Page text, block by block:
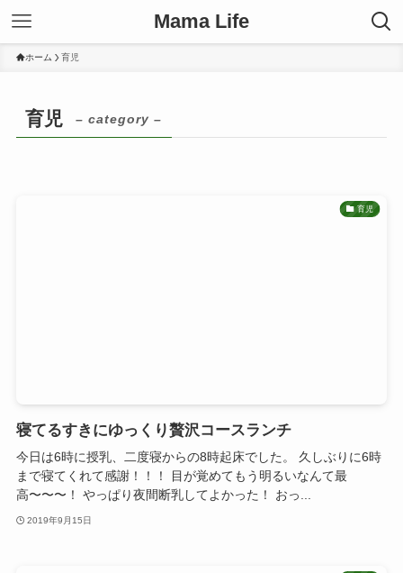
Mama Life
ホーム 育児
育児 – category –
育児
寝てるすきにゆっくり贅沢コースランチ
今日は6時に授乳、二度寝からの8時起床でした。 久しぶりに6時
まで寝てくれて感謝！！！ 目が覚めてもう明るいなんて最
高〜〜〜！ やっぱり夜間断乳してよかった！ おっ...
2019年9月15日